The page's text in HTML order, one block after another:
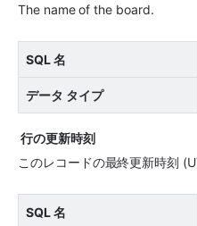
The name of the board.
SQL 名
データ タイプ
行の更新時刻
このレコードの最終更新時刻
SQL 名